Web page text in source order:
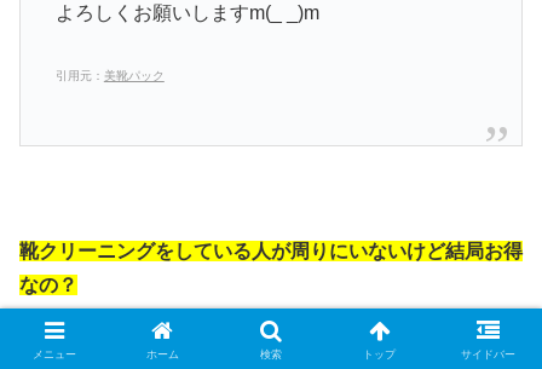
よろしくお願いしますm(_ _)m
引用元： 美靴パック
靴クリーニングをしている人が周りにいないけど結局お得
なの？
茨城県 下妻市でも参考になる靴のクリー
メニュー ホーム 検索 トップ サイドバー